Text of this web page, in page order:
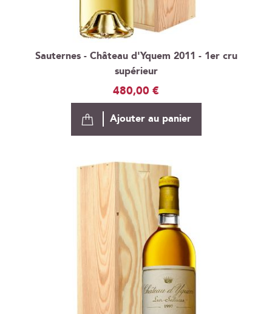
Sauternes - Château d'Yquem 2011 - 1er cru
supérieur
480,00 €
Ajouter au panier